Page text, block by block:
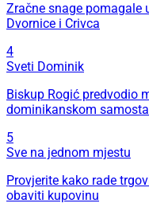
Zračne snage pomagale
Dvornice i Crivca
4
Sveti Dominik
Biskup Rogić predvodio
dominikanskom
5
Sve na jednom mjestu
Provjerite kako rade
obaviti kupovinu